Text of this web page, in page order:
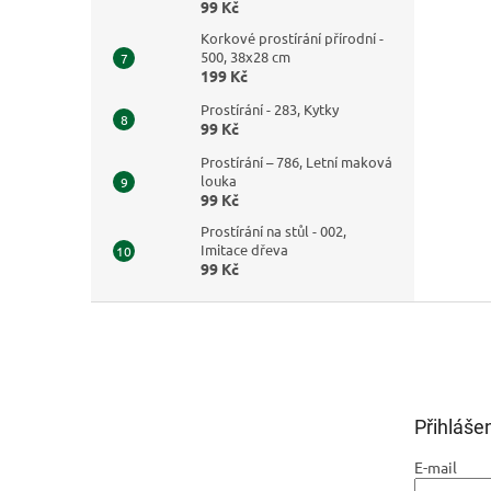
99 Kč
Korkové prostírání přírodní -
500, 38x28 cm
199 Kč
Prostírání - 283, Kytky
99 Kč
Prostírání – 786, Letní maková
louka
99 Kč
Prostírání na stůl - 002,
Imitace dřeva
99 Kč
E-mail